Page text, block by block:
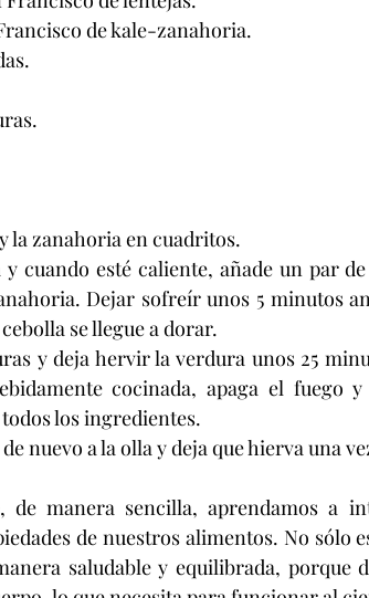
de kale-zanahoria.
la zanahoria en cuadritos.
cuando esté caliente, añade un par
Dejar sofreír unos 5 minutos
se llegue a dorar.
y deja hervir la verdura unos 25
cocinada, apaga el fuego
los ingredientes.
nuevo a la olla y deja que hierva una
de nuestros alimentos. No sólo
saludable y equilibrada, porque